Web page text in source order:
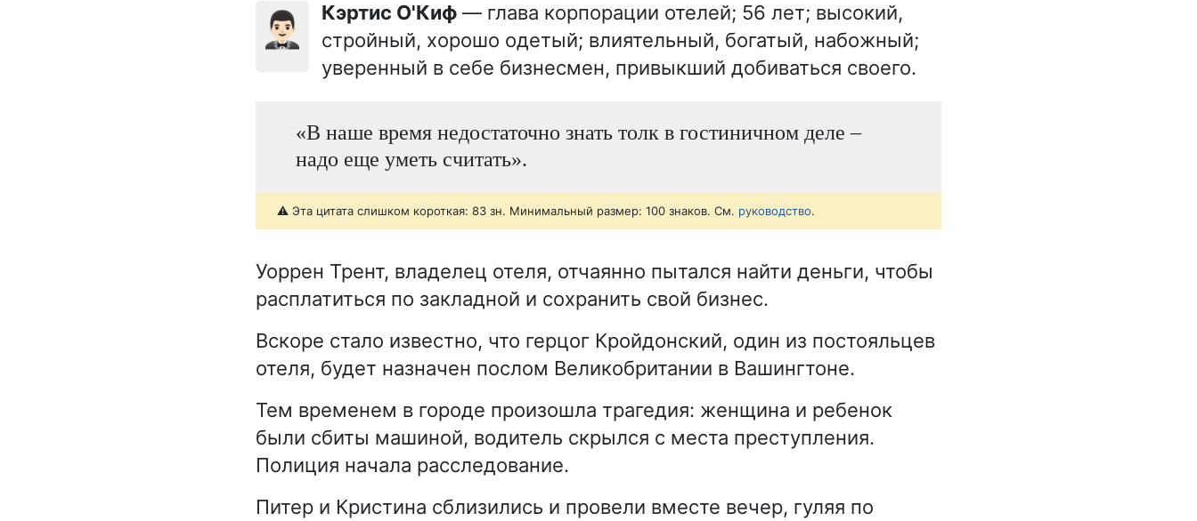
🤵🏻‍♂️ Кэртис О'Киф — глава корпорации отелей; 56 лет; высокий,
стройный, хорошо одетый; влиятельный, богатый, набожный;
уверенный в себе бизнесмен, привыкший добиваться своего.
«В наше время недостаточно знать толк в гостиничном деле –
надо еще уметь считать».
⚠️ Эта цитата слишком короткая: 83 зн. Минимальный размер: 100 знаков. См. руководство.
Уоррен Трент, владелец отеля, отчаянно пытался найти деньги, чтобы
расплатиться по закладной и сохранить свой бизнес.
Вскоре стало известно, что герцог Кройдонский, один из постояльцев
отеля, будет назначен послом Великобритании в Вашингтоне.
Тем временем в городе произошла трагедия: женщина и ребенок
были сбиты машиной, водитель скрылся с места преступления.
Полиция начала расследование.
Питер и Кристина сблизились и провели вместе вечер, гуляя по